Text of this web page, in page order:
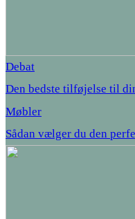
Debat
Den bedste tilføjelse til
Møbler
Sådan vælger du den